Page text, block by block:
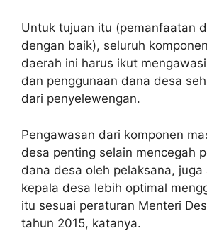
Untuk tujuan itu (pemanfaatan
dengan baik), seluruh
daerah ini harus ikut
dan penggunaan dana desa
dari penyelewengan.
Pengawasan dari komponen
desa penting selain mencegah
dana desa oleh pelaksana, juga
kepala desa lebih optimal
itu sesuai peraturan Menteri
tahun 2015, katanya.